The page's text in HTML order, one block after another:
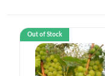
Out of Stock